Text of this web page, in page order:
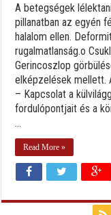
A betegségek
pillanatban az egyén
halalom ellen.
rugalmatlanság.o
Gerincoszlop
elképzelések mellett.
– Kapcsolat a
fordulópontjait és a
...
Read More »